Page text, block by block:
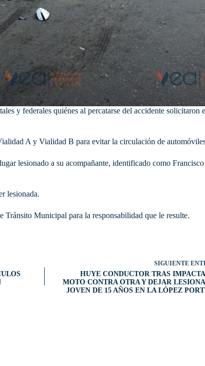
y federales quiénes al percatarse del accidente solicitaron
A y Vialidad B para evitar la circulación de
lesionado a su acompañante, identificado como
lesionada.
Tránsito Municipal para la responsabilidad que le resulte.
SIGUIENTE
HUYE CONDUCTOR TRAS
MOTO CONTRA OTRA Y DEJAR
JOVEN DE 15 AÑOS EN LA LÓPEZ